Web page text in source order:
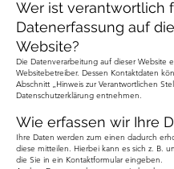
Wer ist verantwortlich
Datenerfassung auf
Website?
Die Datenverarbeitung auf dieser Website
Websitebetreiber. Dessen Kontaktdaten
Abschnitt „Hinweis zur Verantwortlichen
Datenschutzerklärung entnehmen.
Wie erfassen wir Ihre
Ihre Daten werden zum einen dadurch
diese mitteilen. Hierbei kann es sich z. B.
die Sie in ein Kontaktformular eingeben.